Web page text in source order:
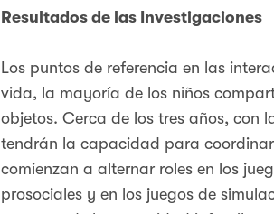
Resultados de las Investigaciones
Los puntos de referencia en las
vida, la mayoría de los niños
objetos. Cerca de los tres años, con
tendrán la capacidad para
comienzan a alternar roles en los
prosociales y en los juegos de